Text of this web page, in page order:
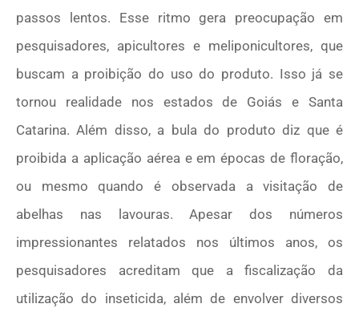
passos lentos. Esse ritmo gera preocupação em
pesquisadores, apicultores e meliponicultores, que
buscam a proibição do uso do produto. Isso já se
tornou realidade nos estados de Goiás e Santa
Catarina. Além disso, a bula do produto diz que é
proibida a aplicação aérea e em épocas de floração,
ou mesmo quando é observada a visitação de
abelhas nas lavouras. Apesar dos números
impressionantes relatados nos últimos anos, os
pesquisadores acreditam que a fiscalização da
utilização do inseticida, além de envolver diversos